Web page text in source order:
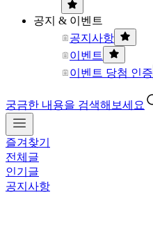
공지 & 이벤트
공지사항
이벤트
이벤트 당첨 인증
궁금한 내용을 검색해보세요
즐겨찾기
전체글
인기글
공지사항